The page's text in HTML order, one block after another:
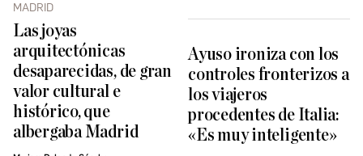
MADRID
Las joyas
arquitectónicas
desaparecidas, de gran
valor cultural e
histórico, que
albergaba Madrid
Ayuso ironiza con los
controles fronterizos a
los viajeros
procedentes de Italia:
«Es muy inteligente»